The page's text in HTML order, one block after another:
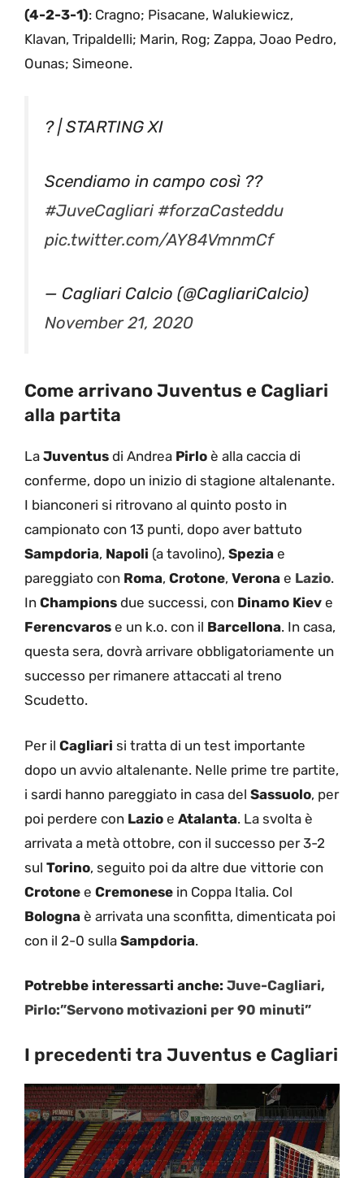
(4-2-3-1): Cragno; Pisacane, Walukiewicz,
Klavan, Tripaldelli; Marin, Rog; Zappa, Joao Pedro,
Ounas; Simeone.
? | STARTING XI
Scendiamo in campo così ??
#JuveCagliari #forzaCasteddu
pic.twitter.com/AY84VmnmCf
— Cagliari Calcio (@CagliariCalcio)
November 21, 2020
Come arrivano Juventus e Cagliari
alla partita
La Juventus di Andrea Pirlo è alla caccia di
conferme, dopo un inizio di stagione altalenante.
I bianconeri si ritrovano al quinto posto in
campionato con 13 punti, dopo aver battuto
Sampdoria, Napoli (a tavolino), Spezia e
pareggiato con Roma, Crotone, Verona e Lazio.
In Champions due successi, con Dinamo Kiev e
Ferencvaros e un k.o. con il Barcellona. In casa,
questa sera, dovrà arrivare obbligatoriamente un
successo per rimanere attaccati al treno
Scudetto.
Per il Cagliari si tratta di un test importante
dopo un avvio altalenante. Nelle prime tre partite,
i sardi hanno pareggiato in casa del Sassuolo, per
poi perdere con Lazio e Atalanta. La svolta è
arrivata a metà ottobre, con il successo per 3-2
sul Torino, seguito poi da altre due vittorie con
Crotone e Cremonese in Coppa Italia. Col
Bologna è arrivata una sconfitta, dimenticata poi
con il 2-0 sulla Sampdoria.
Potrebbe interessarti anche: Juve-Cagliari,
Pirlo:”Servono motivazioni per 90 minuti”
I precedenti tra Juventus e Cagliari